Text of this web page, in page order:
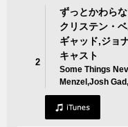
2
ずっとかわら
クリステン・
ギャッド,ジョ
キャスト
Some Things
Menzel,Josh